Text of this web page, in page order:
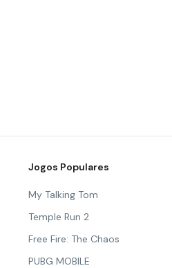
Jogos Populares
My Talking Tom
Temple Run 2
Free Fire: The Chaos
PUBG MOBILE